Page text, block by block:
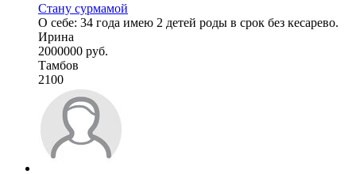
Стану сурмамой
О себе: 34 года имею 2 детей роды в срок без кесарево.
Ирина
2000000 руб.
Тамбов
2100